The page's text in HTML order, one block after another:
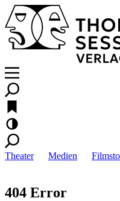
Theater Medien
404 Error